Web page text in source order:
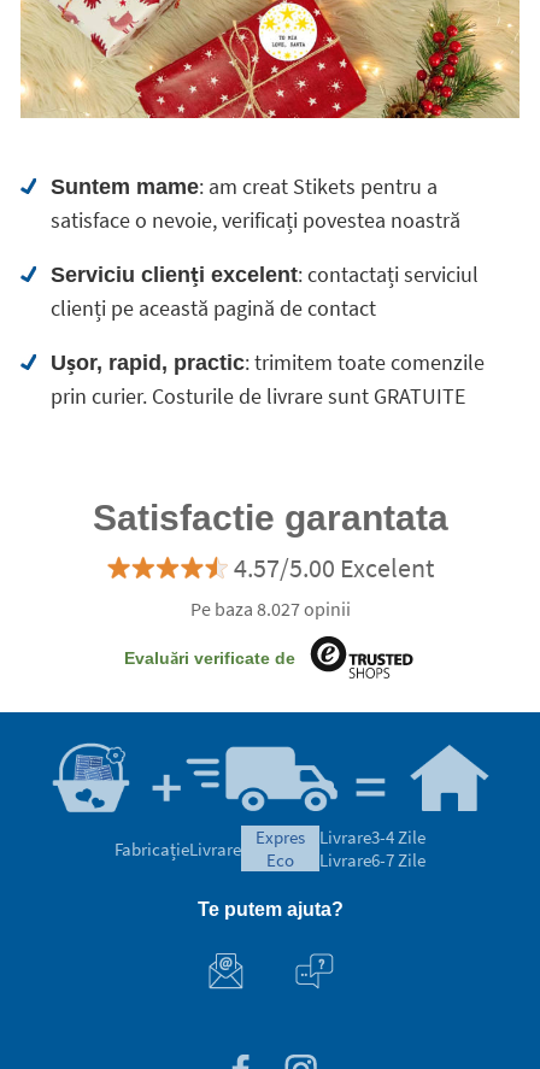
Suntem mame: am creat Stikets pentru a
satisface o nevoie, verificați povestea noastră
Serviciu clienți excelent: contactați serviciul
clienți pe această pagină de contact
Ușor, rapid, practic: trimitem toate comenzile
prin curier. Costurile de livrare sunt GRATUITE
Satisfactie garantata
4.57/5.00 Excelent
Pe baza 8.027 opinii
Evaluări verificate de
FabricațieLivrare
expres
eco
Livrare3-4 Zile
Livrare6-7 Zile
Te putem ajuta?